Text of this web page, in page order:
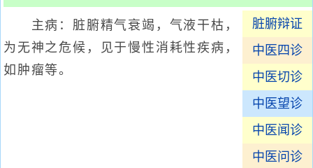
脏腑辩证
中医四诊
中医切诊
中医望诊
中医闻诊
中医问诊
主病：脏腑精气衰竭，气液干枯，
为无神之危候，见于慢性消耗性疾病，
如肿瘤等。